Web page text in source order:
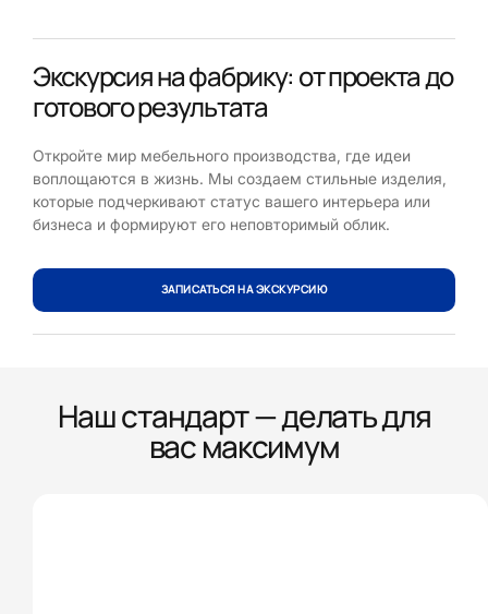
Экскурсия на фабрику: от проекта до
готового результата
Откройте мир мебельного производства, где идеи
воплощаются в жизнь. Мы создаем стильные изделия,
которые подчеркивают статус вашего интерьера или
бизнеса и формируют его неповторимый облик.
ЗАПИСАТЬСЯ НА ЭКСКУРСИЮ
Наш стандарт — делать для
вас максимум